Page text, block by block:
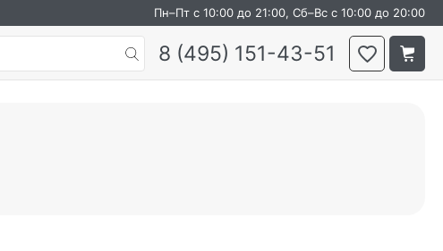
Пн–Пт с 10:00 до 21:00, Сб–Вс с 10:00 до 20:00
8 (495) 151-43-51